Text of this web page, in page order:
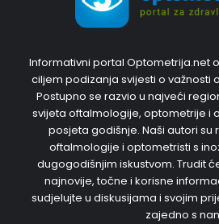
Informativni portal Optometrija.net
ciljem podizanja svijesti o važnosti
Postupno se razvio u najveći
svijeta oftalmologije, optometrije i
posjeta godišnje. Naši autori su
oftalmologije i optometristi s
dugogodišnjim iskustvom. Trudit
najnovije, točne i korisne
sudjelujte u diskusijama i svojim
zajedno s